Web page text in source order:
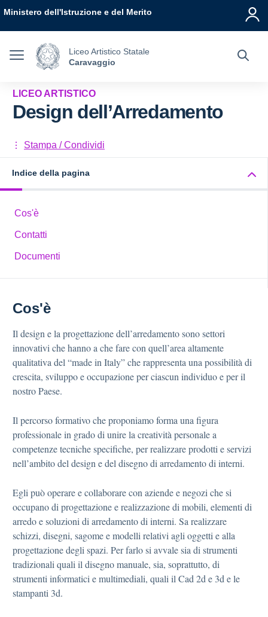
Ministero dell'Istruzione e del Merito
Liceo Artistico Statale
Caravaggio
LICEO ARTISTICO
Design dell’Arredamento
Stampa / Condividi
Indice della pagina
Cos'è
Contatti
Documenti
Cos'è
Il design e la progettazione dell’arredamento sono settori
innovativi che hanno a che fare con quell’area altamente
qualitativa del “made in Italy” che rappresenta una possibilità di
crescita, sviluppo e occupazione per ciascun individuo e per il
nostro Paese.
Il percorso formativo che proponiamo forma una figura
professionale in grado di unire la creatività personale a
competenze tecniche specifiche, per realizzare prodotti e servizi
nell’ambito del design e del disegno di arredamento di interni.
Egli può operare e collaborare con aziende e negozi che si
occupano di progettazione e realizzazione di mobili, elementi di
arredo e soluzioni di arredamento di interni. Sa realizzare
schizzi, disegni, sagome e modelli relativi agli oggetti e alla
progettazione degli spazi. Per farlo si avvale sia di strumenti
tradizionali quali il disegno manuale, sia, soprattutto, di
strumenti informatici e multimediali, quali il Cad 2d e 3d e le
stampanti 3d.